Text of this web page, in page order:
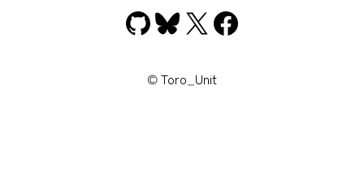
GitHub
Bluesky
X Facebook
© Toro_Unit